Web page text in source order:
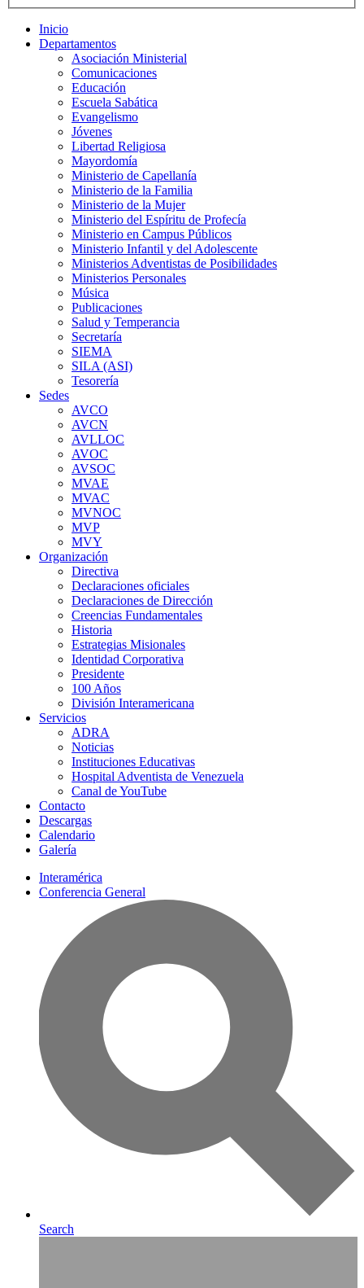
Inicio
Departamentos
Asociación Ministerial
Comunicaciones
Educación
Escuela Sabática
Evangelismo
Jóvenes
Libertad Religiosa
Mayordomía
Ministerio de Capellanía
Ministerio de la Familia
Ministerio de la Mujer
Ministerio del Espíritu de Profecía
Ministerio en Campus Públicos
Ministerio Infantil y del Adolescente
Ministerios Adventistas de Posibilidades
Ministerios Personales
Música
Publicaciones
Salud y Temperancia
Secretaría
SIEMA
SILA (ASI)
Tesorería
Sedes
AVCO
AVCN
AVLLOC
AVOC
AVSOC
MVAE
MVAC
MVNOC
MVP
MVY
Organización
Directiva
Declaraciones oficiales
Declaraciones de Dirección
Creencias Fundamentales
Historia
Estrategias Misionales
Identidad Corporativa
Presidente
100 Años
División Interamericana
Servicios
ADRA
Noticias
Instituciones Educativas
Hospital Adventista de Venezuela
Canal de YouTube
Contacto
Descargas
Calendario
Galería
Interamérica
Conferencia General
Search